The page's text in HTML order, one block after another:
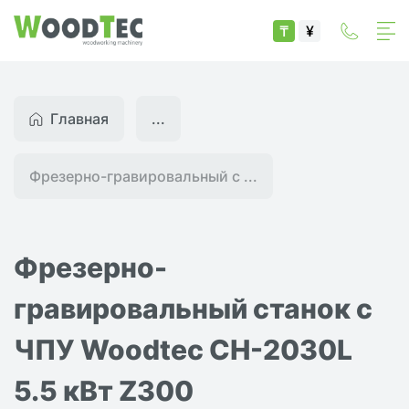
₸ ¥
Главная
Фрезерно-гравировальный с ...
...
Фрезерно-
гравировальный станок с
ЧПУ Woodtec CH-2030L
5.5 кВт Z300